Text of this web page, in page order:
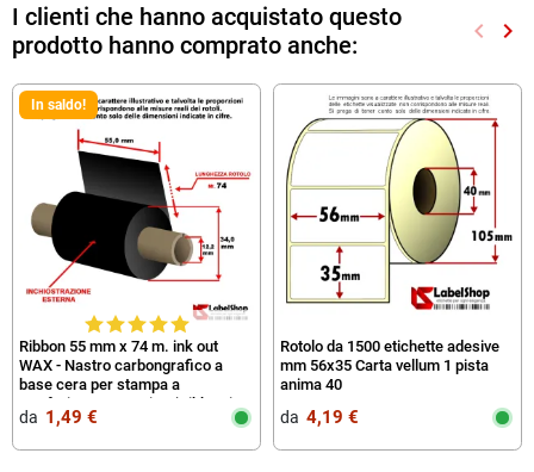
I clienti che hanno acquistato questo
prodotto hanno comprato anche:
keyboard_arrow_left keyboard_arrow_right
In saldo!
Ribbon 55 mm x 74 m. ink out
WAX - Nastro carbongrafico a
base cera per stampa a
trasferimento termico (Ribbon in
Cera)
da‎ ‎ 1,49 €
Rotolo da 1500 etichette adesive
mm 56x35 Carta vellum 1 pista
anima 40
da‎ ‎ 4,19 €